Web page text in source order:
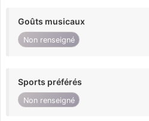
Goûts musicaux
Non renseigné
Sports préférés
Non renseigné